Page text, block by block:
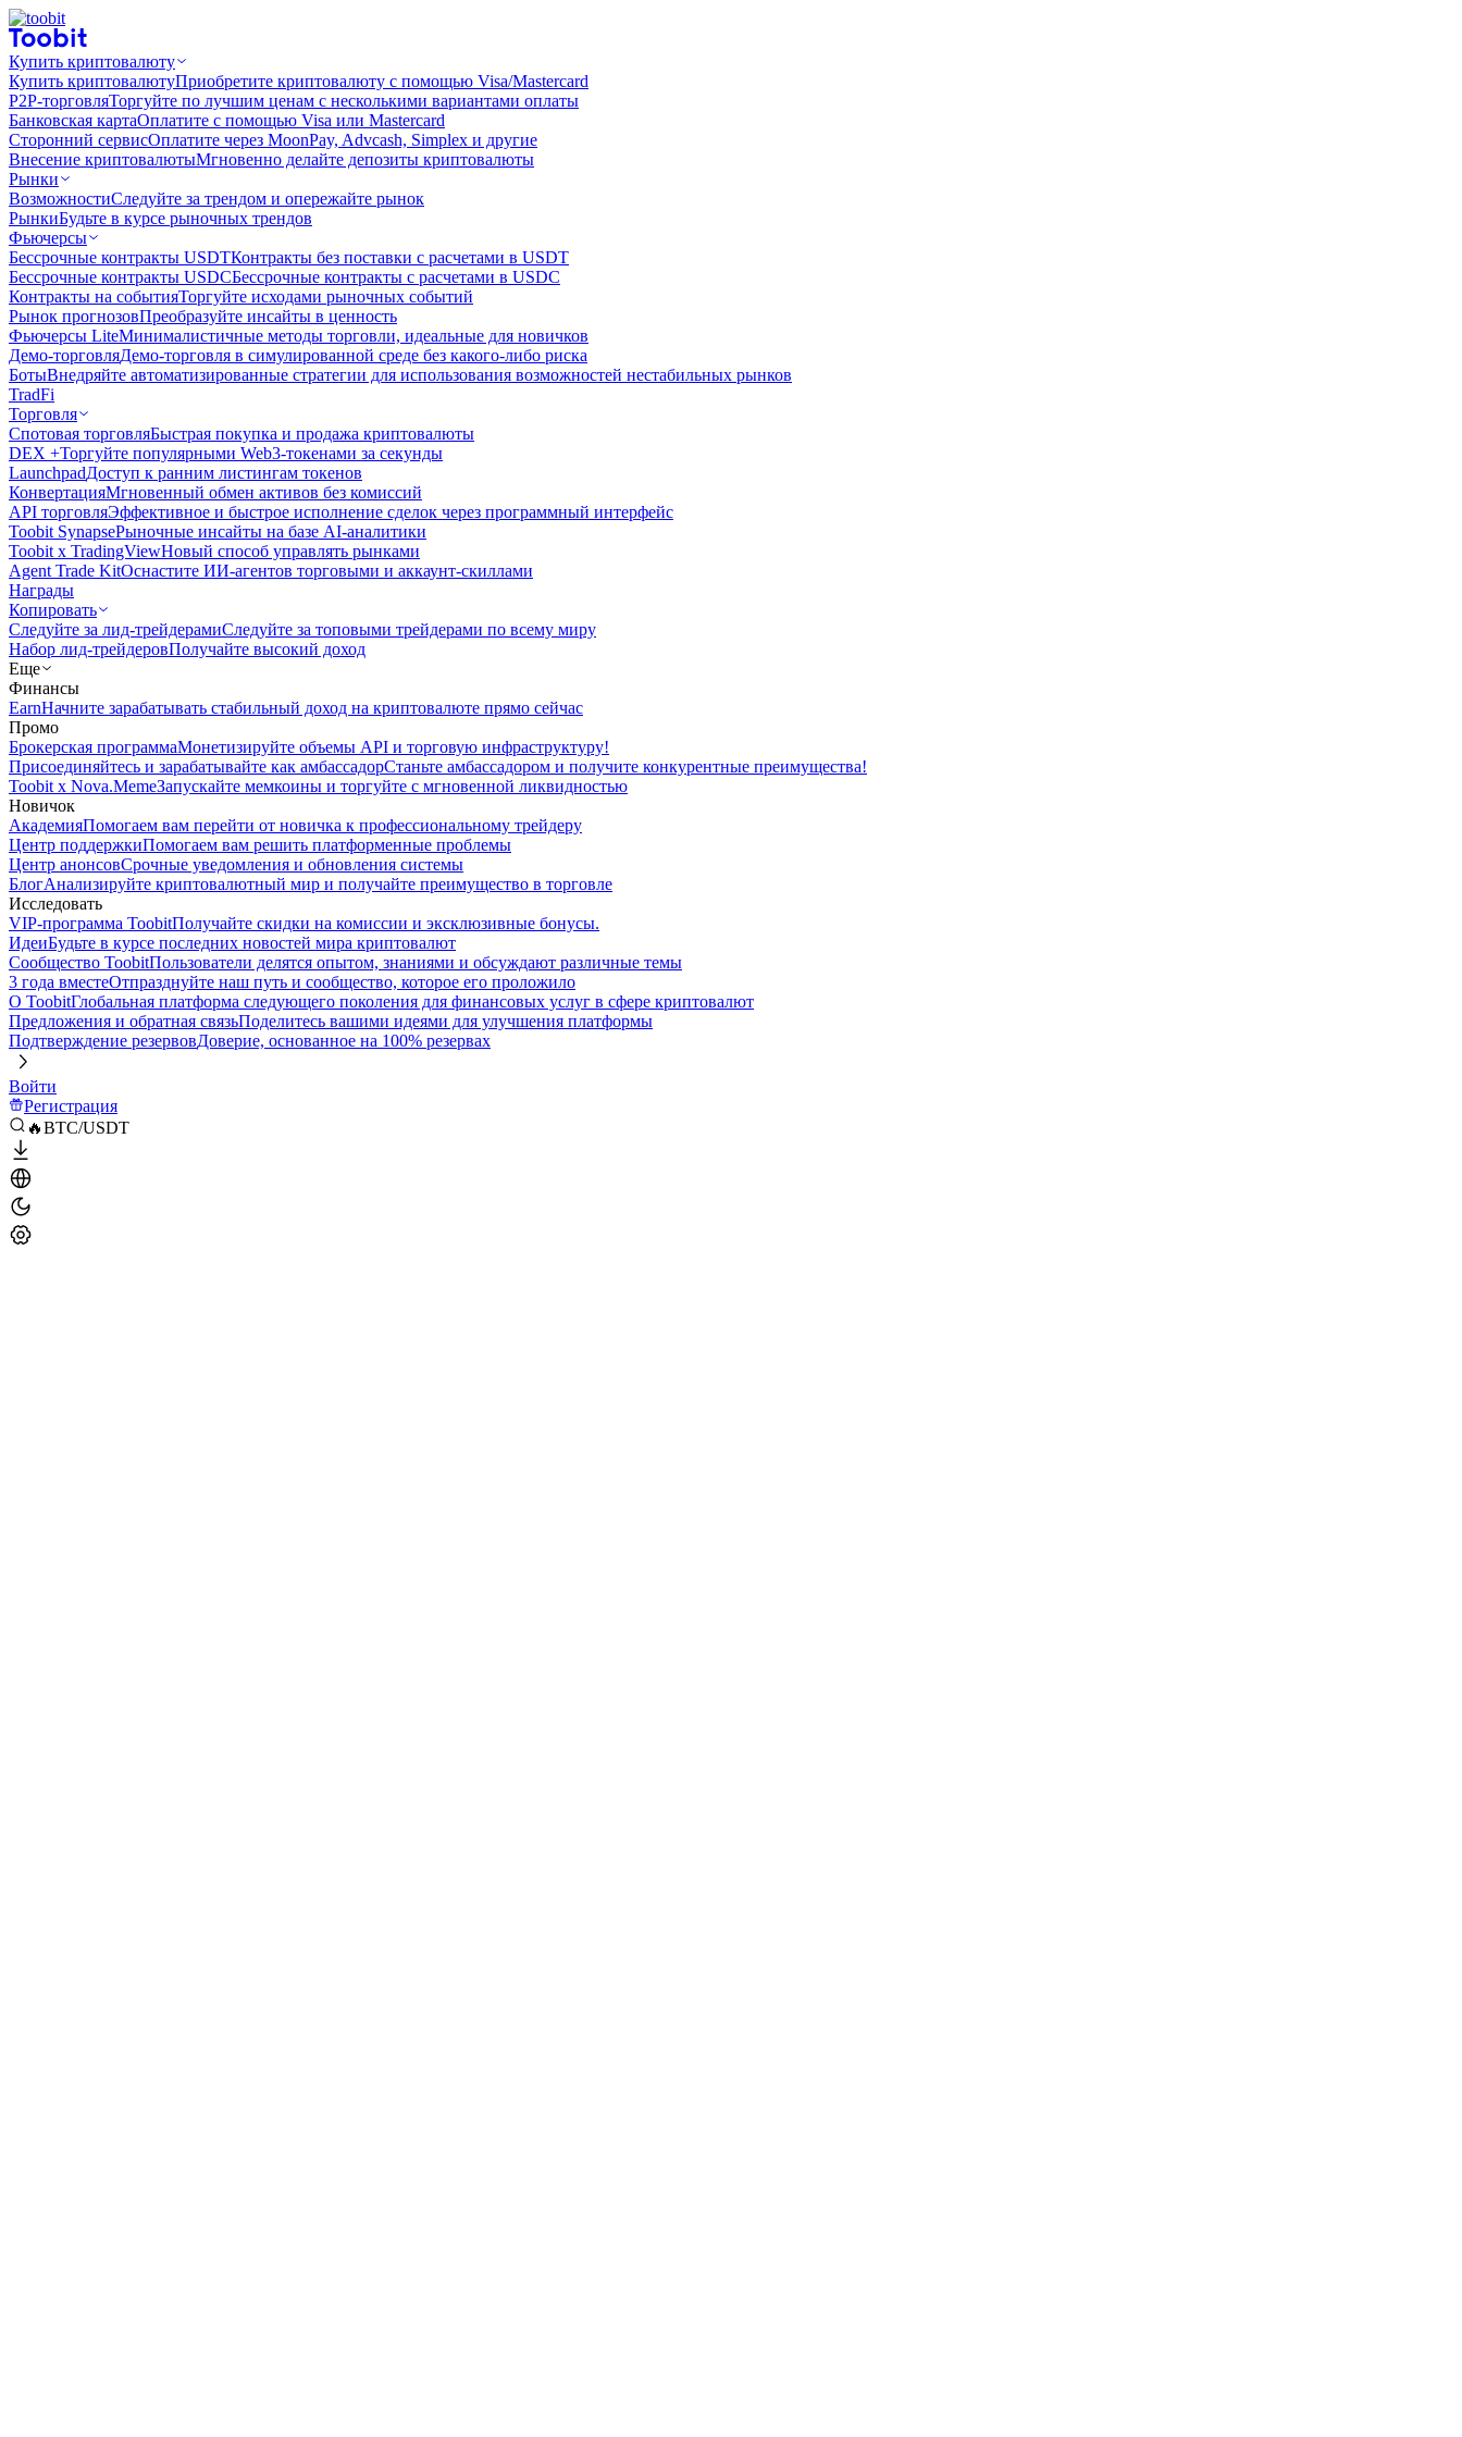
Купить криптовалюту
Купить криптовалютуПриобретите криптовалюту с помощью Visa/Mastercard
P2P-торговляТоргуйте по лучшим ценам с несколькими вариантами оплаты
Банковская картаОплатите с помощью Visa или Mastercard
Сторонний сервисОплатите через MoonPay, Advcash, Simplex и другие
Внесение криптовалютыМгновенно делайте депозиты криптовалюты
Рынки
ВозможностиСледуйте за трендом и опережайте рынок
РынкиБудьте в курсе рыночных трендов
Фьючерсы
Бессрочные контракты USDTКонтракты без поставки с расчетами в USDT
Бессрочные контракты USDCБессрочные контракты с расчетами в USDC
Контракты на событияТоргуйте исходами рыночных событий
Рынок прогнозовПреобразуйте инсайты в ценность
Фьючерсы LiteМинималистичные методы торговли, идеальные для новичков
Демо-торговляДемо-торговля в симулированной среде без какого-либо риска
БотыВнедряйте автоматизированные стратегии для использования возможностей нестабильных рынков
TradFi
Торговля
Спотовая торговляБыстрая покупка и продажа криптовалюты
DEX +Торгуйте популярными Web3-токенами за секунды
LaunchpadДоступ к ранним листингам токенов
КонвертацияМгновенный обмен активов без комиссий
API торговляЭффективное и быстрое исполнение сделок через программный интерфейс
Toobit SynapseРыночные инсайты на базе AI-аналитики
Toobit x TradingViewНовый способ управлять рынками
Agent Trade KitОснастите ИИ-агентов торговыми и аккаунт-скиллами
Награды
Копировать
Следуйте за лид-трейдерамиСледуйте за топовыми трейдерами по всему миру
Набор лид-трейдеровПолучайте высокий доход
Еще
Финансы
EarnНачните зарабатывать стабильный доход на криптовалюте прямо сейчас
Промо
Брокерская программаМонетизируйте объемы API и торговую инфраструктуру!
Присоединяйтесь и зарабатывайте как амбассадорСтаньте амбассадором и получите конкурентные преимущества!
Toobit x Nova.MemeЗапускайте мемкоины и торгуйте с мгновенной ликвидностью
Новичок
АкадемияПомогаем вам перейти от новичка к профессиональному трейдеру
Центр поддержкиПомогаем вам решить платформенные проблемы
Центр анонсовСрочные уведомления и обновления системы
БлогАнализируйте криптовалютный мир и получайте преимущество в торговле
Исследовать
VIP-программа ToobitПолучайте скидки на комиссии и эксклюзивные бонусы.
ИдеиБудьте в курсе последних новостей мира криптовалют
Сообщество ToobitПользователи делятся опытом, знаниями и обсуждают различные темы
3 года вместеОтпразднуйте наш путь и сообщество, которое его проложило
О ToobitГлобальная платформа следующего поколения для финансовых услуг в сфере криптовалют
Предложения и обратная связьПоделитесь вашими идеями для улучшения платформы
Подтверждение резервовДоверие, основанное на 100% резервах
Войти
Регистрация
🔥BTC/USDT